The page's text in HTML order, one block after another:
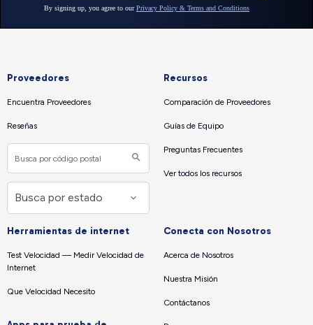
Proveedores
Encuentra Proveedores
Reseñas
Recursos
Comparación de Proveedores
Guías de Equipo
Preguntas Frecuentes
Ver todos los recursos
Herramientas de internet
Test Velocidad — Medir Velocidad de
Internet
Que Velocidad Necesito
Conecta con Nosotros
Acerca de Nosotros
Nuestra Misión
Contáctanos